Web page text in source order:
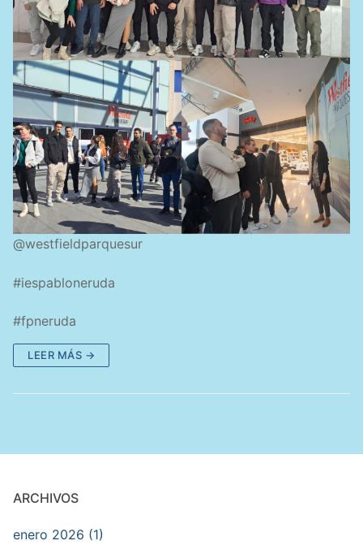
@westfieldparquesur
#iespabloneruda
#fpneruda
LEER MÁS →
ARCHIVOS
enero 2026 (1)